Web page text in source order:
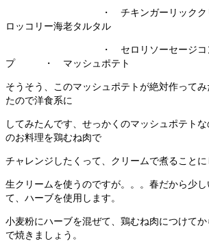
・ チキンガーリッククリ
ロッコリー海老タルタル
・ セロリソーセージコン
プ ・ マッシュポテト
そうそう、このマッシュポテトが絶対作って
たので洋食系に
してみたんです、せっかくのマッシュポテト
のお料理を鶏むね肉で
チャレンジしたくって、クリームで煮ることに
生クリームを使うのですが。。。春だから少し
て、ハーブを使用します。
小麦粉にハーブを混ぜて、鶏むね肉につけて
で焼きましょう。